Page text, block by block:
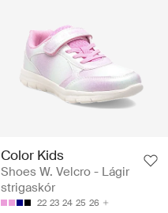
Color Kids
Shoes W. Velcro - Lágir
strigaskór
22 23 24 25 26